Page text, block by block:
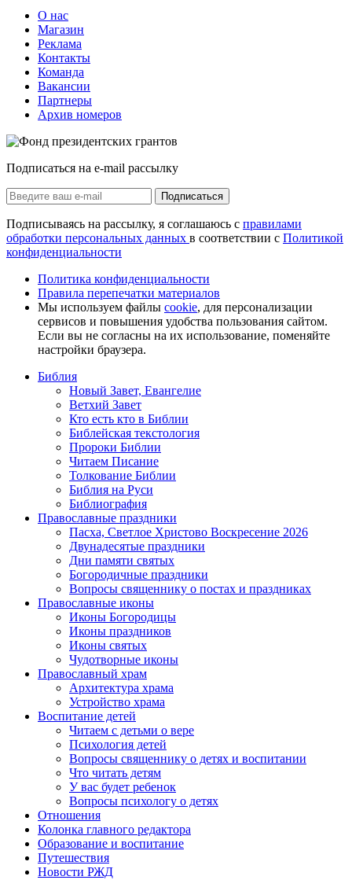
О нас
Магазин
Реклама
Контакты
Команда
Вакансии
Партнеры
Архив номеров
Подписаться на e-mail рассылку
Подписаться
Подписываясь на рассылку, я соглашаюсь с правилами
обработки персональных данных в соответствии с Политикой
конфиденциальности
Политика конфиденциальности
Правила перепечатки материалов
Мы используем файлы cookie, для персонализации
сервисов и повышения удобства пользования сайтом.
Если вы не согласны на их использование, поменяйте
настройки браузера.
Библия
Новый Завет, Евангелие
Ветхий Завет
Кто есть кто в Библии
Библейская текстология
Пророки Библии
Читаем Писание
Толкование Библии
Библия на Руси
Библиография
Православные праздники
Пасха, Светлое Христово Воскресение 2026
Двунадесятые праздники
Дни памяти святых
Богородичные праздники
Вопросы священнику о постах и праздниках
Православные иконы
Иконы Богородицы
Иконы праздников
Иконы святых
Чудотворные иконы
Православный храм
Архитектура храма
Устройство храма
Воспитание детей
Читаем с детьми о вере
Психология детей
Вопросы священнику о детях и воспитании
Что читать детям
У вас будет ребенок
Вопросы психологу о детях
Отношения
Колонка главного редактора
Образование и воспитание
Путешествия
Новости РЖД